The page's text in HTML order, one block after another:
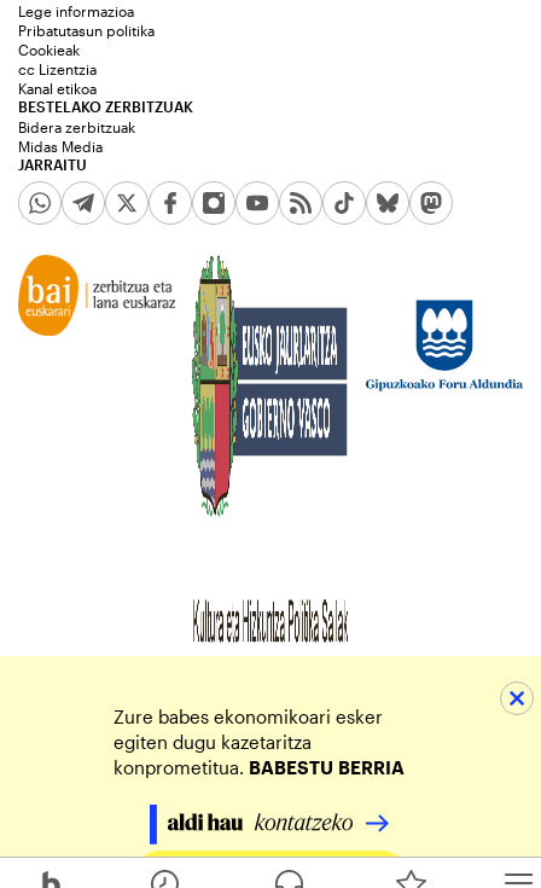
JARRAITU
Lege informazioa
Pribatutasun politika
Cookieak
cc Lizentzia
Kanal etikoa
BESTELAKO ZERBITZUAK
Bidera zerbitzuak
Midas Media
Zure babes ekonomikoari esker
egiten dugu kazetaritza
konprometitua. BABESTU BERRIA
Egin zure ekarpena